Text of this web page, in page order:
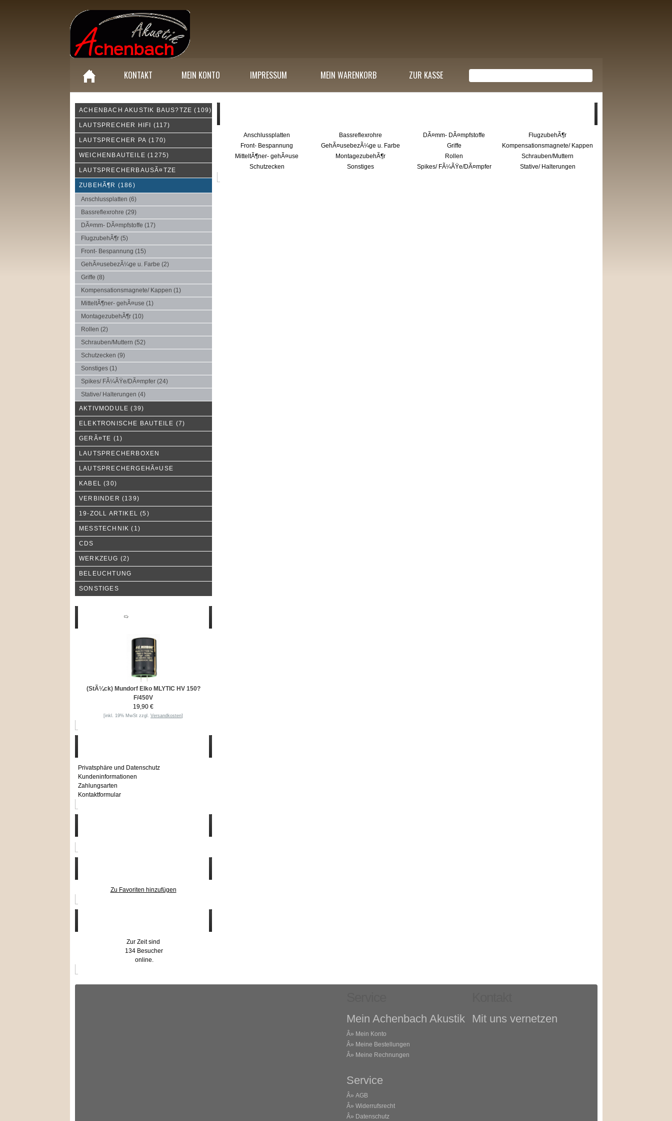
KONTAKT MEIN KONTO IMPRESSUM MEIN WARENKORB ZUR KASSE
ACHENBACH AKUSTIK BAUS?TZE (109)
LAUTSPRECHER HIFI (117)
LAUTSPRECHER PA (170)
WEICHENBAUTEILE (1275)
LAUTSPRECHERBAUSÃ¤TZE
ZUBEHÃ¶R (186)
Anschlussplatten (6)
Bassreflexrohre (29)
DÃ¤mm- DÃ¤mpfstoffe (17)
FlugzubehÃ¶r(5)
Front- Bespannung (15)
GehÃ¤usebezÃ¼ge u. Farbe (2)
Griffe (8)
Kompensationsmagnete/ Kappen (1)
MitteltÃ¶ner- gehÃ¤use (1)
MontagezubehÃ¶r(10)
Rollen (2)
Schrauben/Muttern (52)
Schutzecken (9)
Sonstiges(1)
Spikes/ FÃ¼ÃŸe/DÃ¤mpfer(24)
Stative/ Halterungen (4)
AKTIVMODULE (39)
ELEKTRONISCHE BAUTEILE (7)
GERÃ¤TE (1)
LAUTSPRECHERBOXEN
LAUTSPRECHERGEHÃ¤USE
KABEL (30)
VERBINDER (139)
19-ZOLL ARTIKEL (5)
MESSTECHNIK (1)
CDS
WERKZEUG (2)
BELEUCHTUNG
SONSTIGES
(StÃ¼ck) Mundorf Elko MLYTIC HV 150?
F/450V
19,90 €
[inkl. 19% MwSt zzgl. Versandkosten]
Privatsphäre und Datenschutz
Kundeninformationen
Zahlungsarten
Kontaktformular
Zu Favoriten hinzufügen
Zur Zeit sind
134 Besucher
online.
Anschlussplatten Bassreflexrohre DÃ¤mm- DÃ¤mpfstoffe
FlugzubehÃ¶r
Front- Bespannung
GehÃ¤usebezÃ¼ge u. Farbe Griffe
Kompensationsmagnete/ Kappen
MitteltÃ¶ner- gehÃ¤use
MontagezubehÃ¶r Rollen
Schrauben/Muttern
Schutzecken
Sonstiges Spikes/ FÃ¼ÃŸe/DÃ¤mpfer Stative/ Halterungen
Mein Achenbach Akustik
Â» Mein Konto
Â» Meine Bestellungen
Â» Meine Rechnungen
Service
Â» AGB
Â» Widerrufsrecht
Â» Datenschutz
Mit uns vernetzen